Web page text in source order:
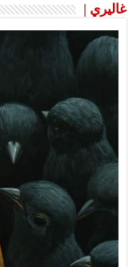
غاليري |